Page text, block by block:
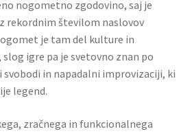
nogometno zgodovino, saj je
rekordnim številom naslovov
je tam del kulture in
igre pa je svetovno znan po
in napadalni improvizaciji, ki
legend.
zračnega in funkcionalnega